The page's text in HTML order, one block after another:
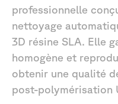
professionnelle
nettoyage
3D résine SLA. Elle
homogène et
obtenir une qualité
post-polymérisation